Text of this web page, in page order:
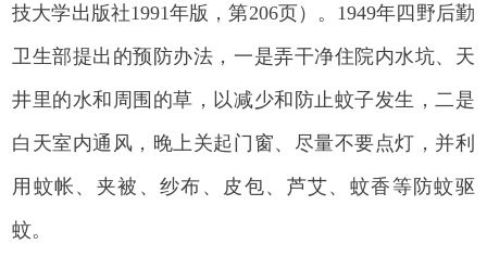
技大学出版社1991年版，第206页）。1949年四野后勤
卫生部提出的预防办法，一是弄干净住院内水坑、天
井里的水和周围的草，以减少和防止蚊子发生，二是
白天室内通风，晚上关起门窗、尽量不要点灯，并利
用蚊帐、夹被、纱布、皮包、芦艾、蚊香等防蚊驱
蚊。